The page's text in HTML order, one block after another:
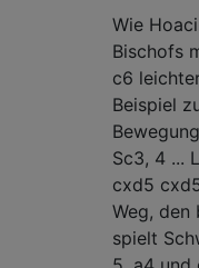
Wie
Bischofs
c6
Beispiel
Sc3, 4 ...
cxd5
Weg, den
spielt